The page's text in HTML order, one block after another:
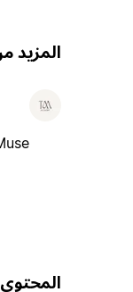
المزيد